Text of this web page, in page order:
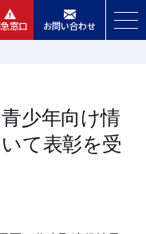
窓口 お問い合わせ
リース
少年向け情
て表彰を受